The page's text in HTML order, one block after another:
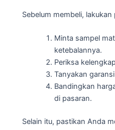
Sebelum membeli,
Minta sampel
ketebalannya.
Periksa
Tanyakan
Bandingkan
di pasaran.
Selain itu, pastikan Anda